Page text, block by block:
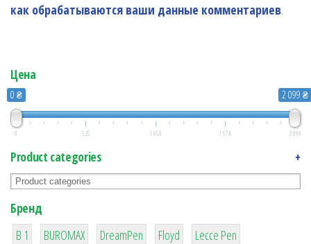
как обрабатываются ваши данные комментариев.
Цена
0 ₴ 2 099 ₴
0 525 1 050 1 574 2 099
Product categories +
Бренд
B 1
1
BUROMAX
1
DreamPen
2
Floyd
2
Lecce Pen